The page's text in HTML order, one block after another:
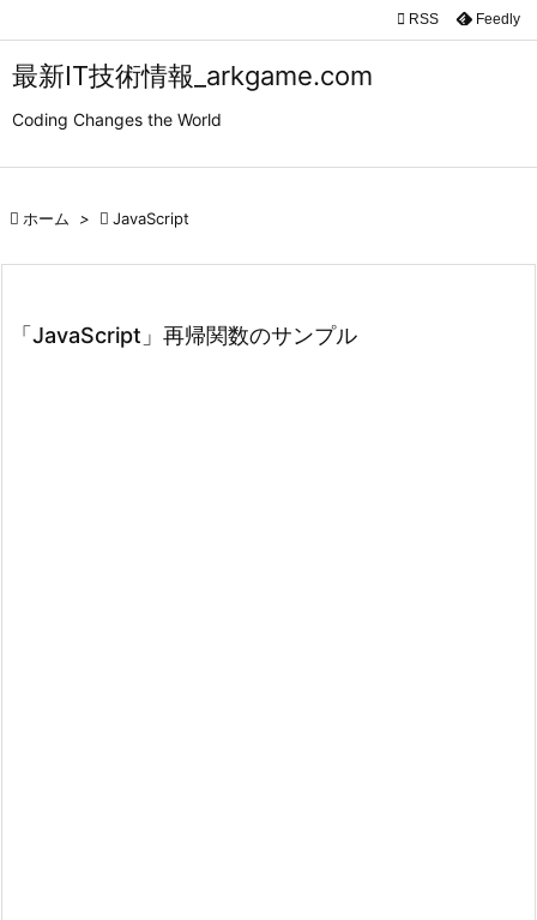
最新IT技術情報_arkgame.com
Coding Changes the World


 RSS Feedly
 ホーム >  JavaScript
「JavaScript」再帰関数のサンプル